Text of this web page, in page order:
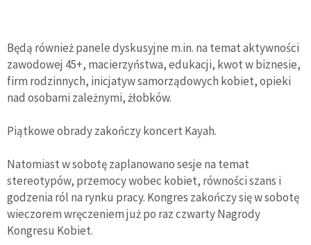
Będą również panele dyskusyjne m.in. na temat aktywności
zawodowej 45+, macierzyństwa, edukacji, kwot w biznesie,
firm rodzinnych, inicjatyw samorządowych kobiet, opieki
nad osobami zależnymi, żłobków.
Piątkowe obrady zakończy koncert Kayah.
Natomiast w sobotę zaplanowano sesje na temat
stereotypów, przemocy wobec kobiet, równości szans i
godzenia ról na rynku pracy. Kongres zakończy się w sobotę
wieczorem wręczeniem już po raz czwarty Nagrody
Kongresu Kobiet.